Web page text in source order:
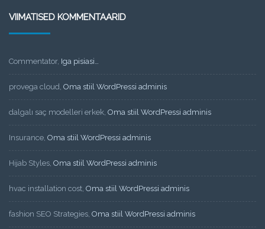
VIIMATISED KOMMENTAARID
Commentator, Iga pisiasi…
provega cloud, Oma stiil WordPressi adminis
dalgalı saç modelleri erkek, Oma stiil WordPressi adminis
Insurance, Oma stiil WordPressi adminis
Hijab Styles, Oma stiil WordPressi adminis
hvac installation cost, Oma stiil WordPressi adminis
fashion SEO Strategies, Oma stiil WordPressi adminis